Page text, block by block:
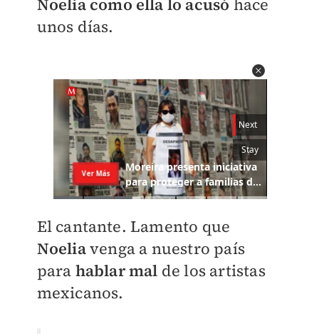
unos días.
El cantante. Lamento que
Noeliavenga a nuestro país
para hablar mal de los artistas
mexicanos.